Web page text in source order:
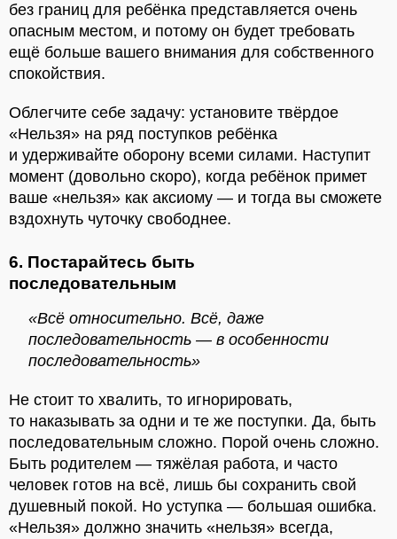
без границ для ребёнка представляется очень
опасным местом, и потому он будет требовать
ещё больше вашего внимания для собственного
спокойствия.
Облегчите себе задачу: установите твёрдое
«Нельзя» на ряд поступков ребёнка
и удерживайте оборону всеми силами. Наступит
момент (довольно скоро), когда ребёнок примет
ваше «нельзя» как аксиому — и тогда вы сможете
вздохнуть чуточку свободнее.
6. Постарайтесь быть
последовательным
«Всё относительно. Всё, даже
последовательность — в особенности
последовательность»
Не стоит то хвалить, то игнорировать,
то наказывать за одни и те же поступки. Да, быть
последовательным сложно. Порой очень сложно.
Быть родителем — тяжёлая работа, и часто
человек готов на всё, лишь бы сохранить свой
душевный покой. Но уступка — большая ошибка.
«Нельзя» должно значить «нельзя» всегда,